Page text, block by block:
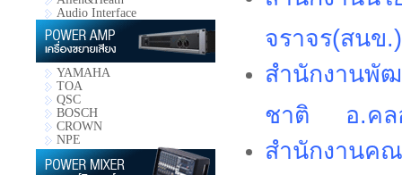
Audio Interface
YAMAHA
TOA
QSC
BOSCH
CROWN
NPE
จราจร(สนข
สำนักงานพั
ชาติ อ.คลอ
สำนักงานค